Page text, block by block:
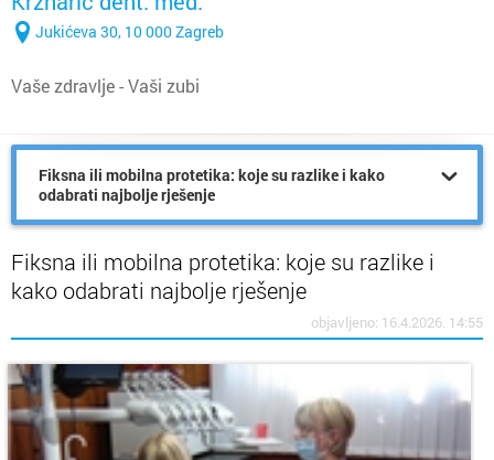
Jukićeva 30, 10 000 Zagreb
Vaše zdravlje - Vaši zubi
Fiksna ili mobilna protetika: koje su razlike i kako
odabrati najbolje rješenje
Fiksna ili mobilna protetika: koje su razlike i
kako odabrati najbolje rješenje
objavljeno: 16.4.2026. 14:55